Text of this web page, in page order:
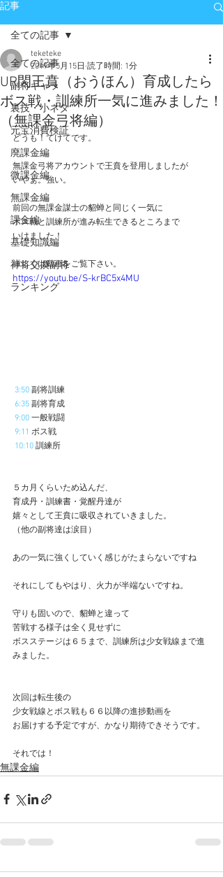
記事
全ての記事
副将キャラ
裏技・小ネタ
元宝消費検証
廃課金編
微課金編
無課金編
課金編
基礎知識編
神将交換副将
ランキング
全ての記事
UR閃王賁（おうほん）育成したら
ボス戦・訓練所一気に進みました！
（無課金弓将編）
teketeke
2019年5月15日 読了時間: 1分
どうも！てけてです。
無課金弓将アカウントで王賁を登用しましたが
いやぁ。強い。
前回の無課金謀士の貂蝉と同じく一気に
ボス戦と訓練所が進み転生できるところまで
いけました！
詳しくは動画をご覧下さい。
https://youtu.be/S-krBC5x4MU
3:50 副将訓練
6:35 副将育成
9:00 一般戦闘
9:11 ボス戦
10:10 訓練所﻿
５カ月くらいため込んだ、
育成丹・訓練書・覚醒丹達が
嬉々として王賁に吸収されていきました。
（他の副将達は涙目）
あの一気に強くしていく感じがたまらないですね
それにしてもやはり、火力が半端ないですね。
守りも固いので、貂蝉と違って
苦戦する様子は全く見せずに
ボスステージは６５まで、訓練所は少女戦線まで進
みました。
次回は転生後の
少女戦線とボス戦も６６以降の進捗動画を
お届けする予定ですが、かなり期待できそうです。
それでは！
無課金編